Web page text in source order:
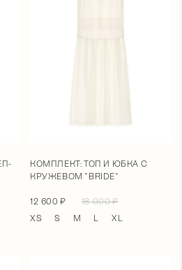
КОМПЛЕКТ: ТОП И ЮБКА С
КРУЖЕВОМ "BRIDE"
12 600 ₽
18 000 ₽
XS
S M L XL